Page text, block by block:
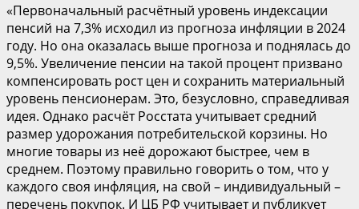
«Первоначальный расчётный уровень индексации
пенсий на 7,3% исходил из прогноза инфляции в 2024
году. Но она оказалась выше прогноза и поднялась до
9,5%. Увеличение пенсии на такой процент призвано
компенсировать рост цен и сохранить материальный
уровень пенсионерам. Это, безусловно, справедливая
идея. Однако расчёт Росстата учитывает средний
размер удорожания потребительской корзины. Но
многие товары из неё дорожают быстрее, чем в
среднем. Поэтому правильно говорить о том, что у
каждого своя инфляция, на свой – индивидуальный –
перечень покупок. И ЦБ РФ учитывает и публикует